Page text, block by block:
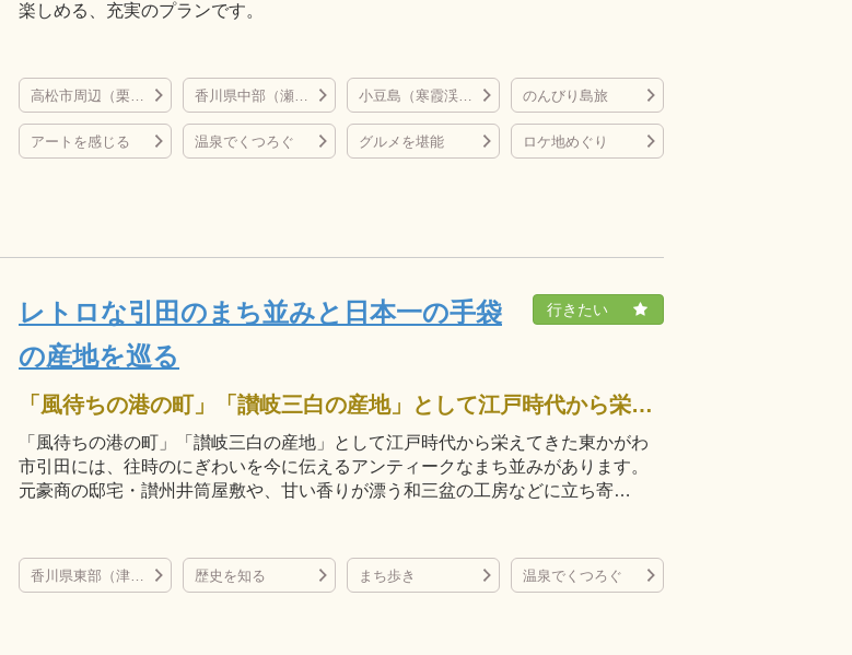
楽しめる、充実のプランです。
高松市周辺（栗林公園、屋島、直島など） 香川県中部（瀬戸大橋、丸亀城、金刀比羅宮など） 小豆島（寒霞渓など） のんびり島旅
アートを感じる 温泉でくつろぐ グルメを堪能 ロケ地めぐり
レトロな引田のまち並みと日本一の手袋
の産地を巡る
「風待ちの港の町」「讃岐三白の産地」として江戸時代から栄えてきた東かがわ市引田には、往時のにぎわいを今に伝えるアンティークなまち並みがあります。元豪商の邸宅・讃州井筒屋敷や、甘い香りが漂う和三盆の工房などに立ち寄…
「風待ちの港の町」「讃岐三白の産地」として江戸時代から栄えてきた東かがわ
市引田には、往時のにぎわいを今に伝えるアンティークなまち並みがあります。
元豪商の邸宅・讃州井筒屋敷や、甘い香りが漂う和三盆の工房などに立ち寄…
香川県東部（津田の松原など） 歴史を知る まち歩き 温泉でくつろぐ